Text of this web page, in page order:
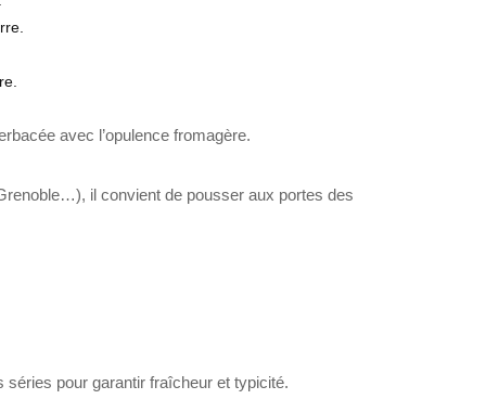
avec l’opulence fromagère.
il convient de pousser aux portes des
séries pour garantir fraîcheur et typicité.